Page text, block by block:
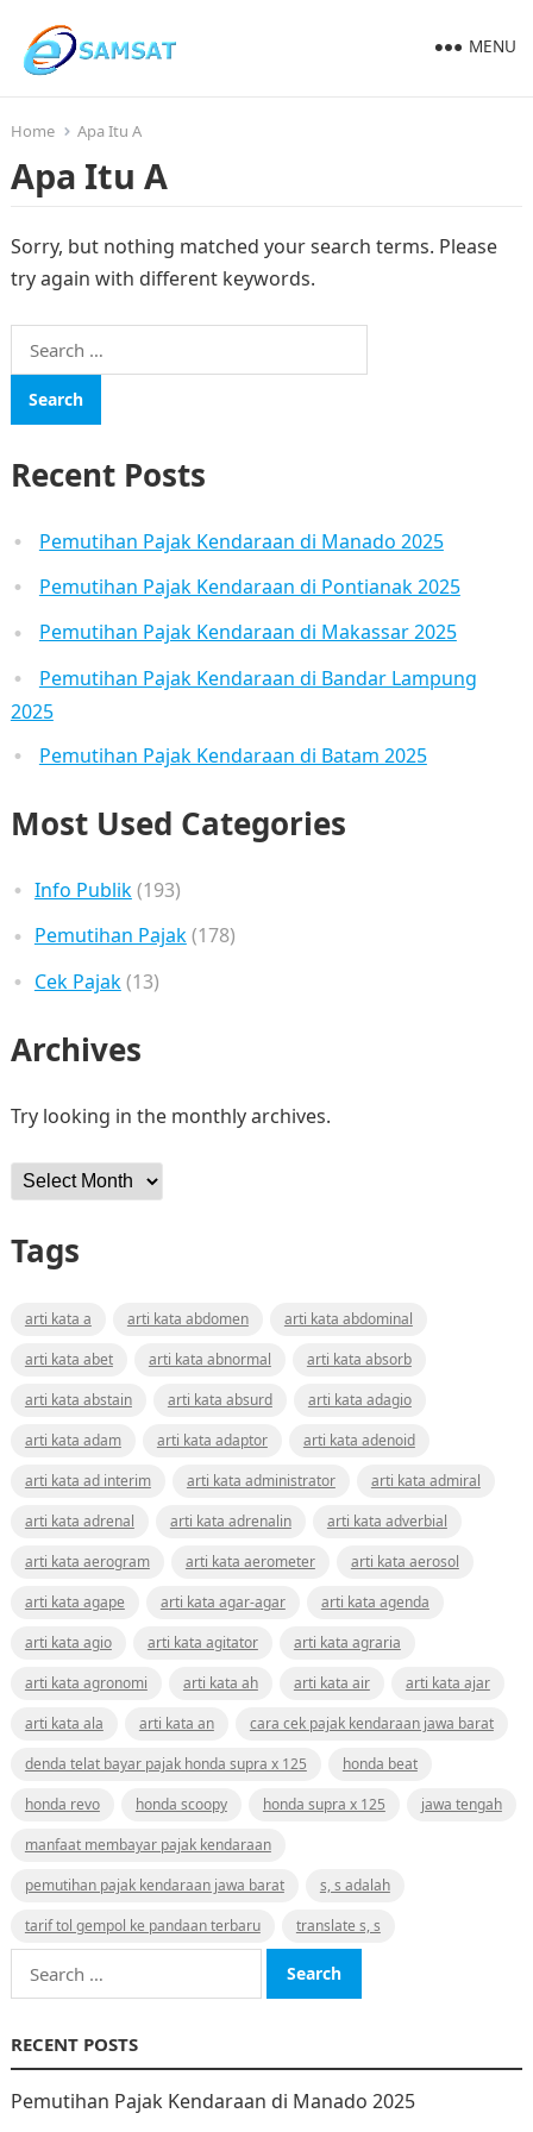
MENU
Home Apa Itu A
Apa Itu A
Sorry, but nothing matched your search terms. Please
try again with different keywords.
Search
for:
Recent Posts
Pemutihan Pajak Kendaraan di Manado 2025
Pemutihan Pajak Kendaraan di Pontianak 2025
Pemutihan Pajak Kendaraan di Makassar 2025
Pemutihan Pajak Kendaraan di Bandar Lampung
2025
Pemutihan Pajak Kendaraan di Batam 2025
Most Used Categories
Info Publik(193)
Pemutihan Pajak(178)
Cek Pajak(13)
Archives
Try looking in the monthly archives.
Archives
Tags
arti kata a arti kata abdomen
arti kata abdominal
arti kata abet
arti kata abnormal
arti kata absorb
arti kata abstain
arti kata absurd
arti kata adagio
arti kata adam
arti kata adaptor
arti kata adenoid
arti kata ad interim
arti kata administrator
arti kata admiral
arti kata adrenal
arti kata adrenalin
arti kata adverbial
arti kata aerogram
arti kata aerometer
arti kata aerosol
arti kata agape
arti kata agar-agar
arti kata agenda
arti kata agio
arti kata agitator
arti kata agraria
arti kata agronomi
arti kata ah arti kata air
arti kata ajar
arti kata ala
arti kata an
cara cek pajak kendaraan jawa barat
denda telat bayar pajak honda supra x 125
honda beat
honda revo
honda scoopy honda supra x 125
jawa tengah
manfaat membayar pajak kendaraan
pemutihan pajak kendaraan jawa barat
s, s adalah
tarif tol gempol ke pandaan terbaru
translate s, s
Search
for:
RECENT POSTS
Pemutihan Pajak Kendaraan di Manado 2025